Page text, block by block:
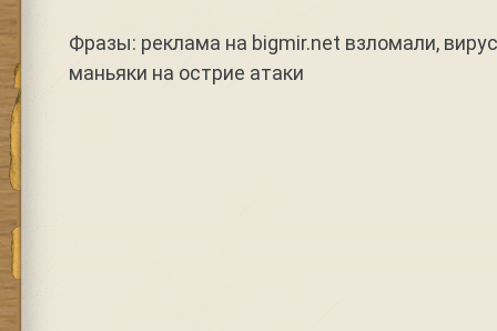
Фразы: реклама на bigmir.net взломали,
маньяки на острие атаки